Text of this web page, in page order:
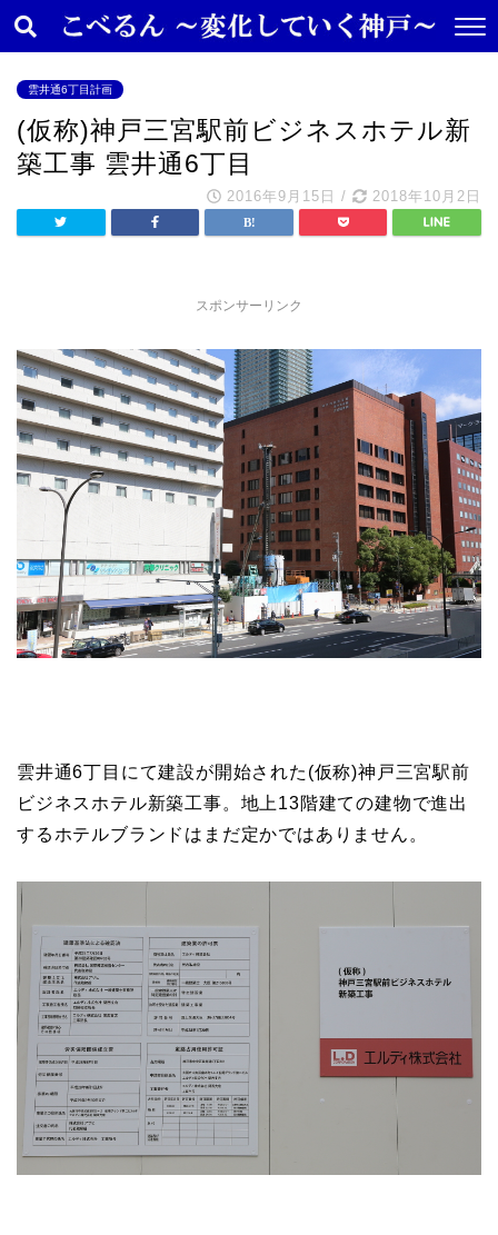
雲井通6丁目計画
(仮称)神戸三宮駅前ビジネスホテル新
築工事 雲井通6丁目
2016年9月15日 / 2018年10月2日
スポンサーリンク
雲井通6丁目にて建設が開始された(仮称)神戸三宮駅前
ビジネスホテル新築工事。地上13階建ての建物で進出
するホテルブランドはまだ定かではありません。